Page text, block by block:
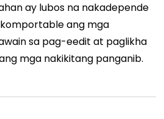
ay lubos na nakadepende
ang mga
sa pag-eedit at paglikha
mga nakikitang panganib.